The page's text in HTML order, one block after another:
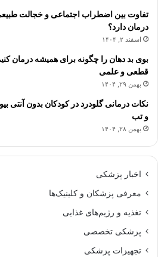
تفاوت بین اضطراب اجتماعی و خجالت
درمان دارد؟
اسفند ۲, ۱۴۰۴
قطعی و علمی
بهمن ۲۹, ۱۴۰۴
نکات درمانی گلودرد در کودکان بدون آنتی
و تب
بهمن ۲۸, ۱۴۰۴
اخبار پزشکی
معرفی پزشکان و کلینیک‌ها
تغذیه و رژیم‌های غذایی
پزشکی تخصصی
تجهیزات پزشکی